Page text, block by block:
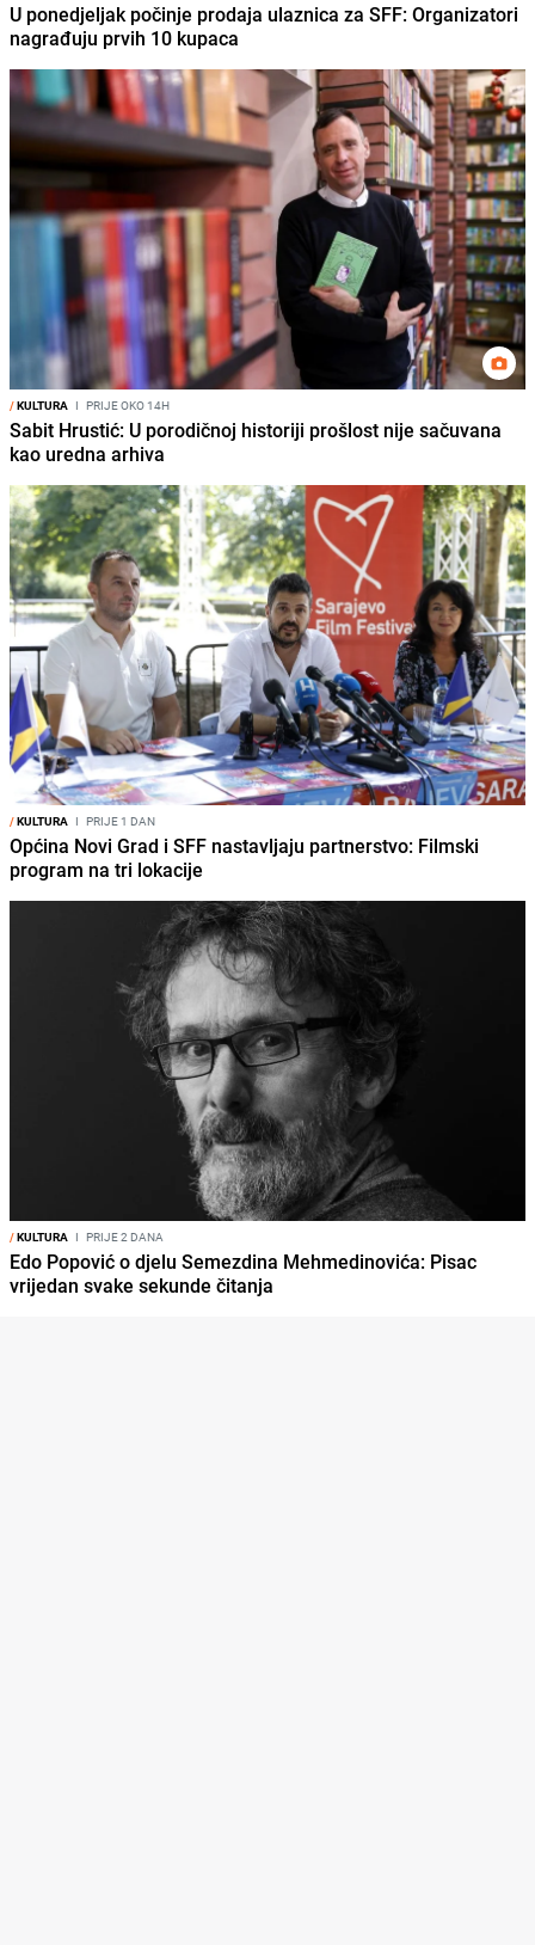
U ponedjeljak počinje prodaja ulaznica za SFF: Organizatori
nagrađuju prvih 10 kupaca
/KULTURA I PRIJE OKO 14H
Sabit Hrustić: U porodičnoj historiji prošlost nije sačuvana
kao uredna arhiva
/KULTURA I PRIJE 1 DAN
Općina Novi Grad i SFF nastavljaju partnerstvo: Filmski
program na tri lokacije
/KULTURA I PRIJE 2 DANA
Edo Popović o djelu Semezdina Mehmedinovića: Pisac
vrijedan svake sekunde čitanja